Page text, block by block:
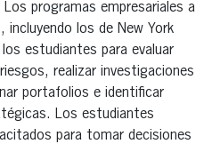
programas empresariales a
incluyendo los de New York
los estudiantes para evaluar
realizar investigaciones
portafolios e identificar
Los estudiantes
para tomar decisiones